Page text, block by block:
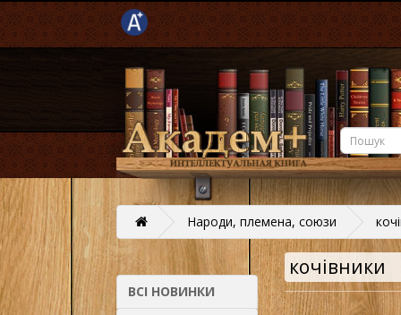
Народи, племена, союзи
ВСІ НОВИНКИ
кочівники